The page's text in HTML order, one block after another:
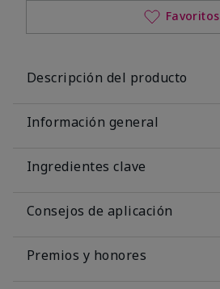
Favoritos
Descripción del producto
Información general
Ingredientes clave
Consejos de aplicación
Premios y honores